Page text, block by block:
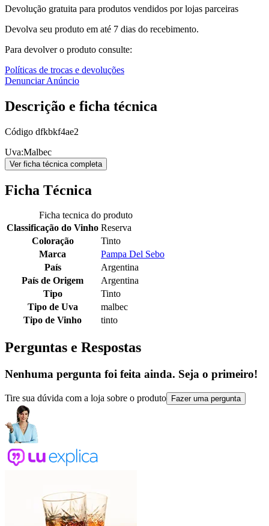
Devolução gratuita para produtos vendidos por lojas parceiras
Devolva seu produto em até 7 dias do recebimento.
Para devolver o produto consulte:
Políticas de trocas e devoluções
Denunciar Anúncio
Descrição e ficha técnica
Código dfkbkf4ae2
Uva:Malbec
Ver ficha técnica completa
Ficha Técnica
Ficha tecnica do produto
Classificação do Vinho Reserva
Coloração
Tinto
Marca
Pampa Del Sebo
País
Argentina
País de Origem
Argentina
Tipo
Tinto
Tipo de Uva
malbec
Tipo de Vinho
tinto
Perguntas e Respostas
Nenhuma pergunta foi feita ainda. Seja o primeiro!
Tire sua dúvida com a loja sobre o produto Fazer uma pergunta